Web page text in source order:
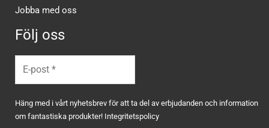
Jobba med oss
Följ oss
Häng med i vårt nyhetsbrev för att ta del av erbjudanden och information
om fantastiska produkter! Integritetspolicy